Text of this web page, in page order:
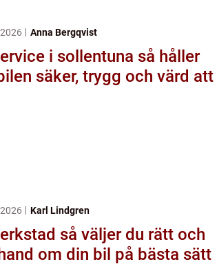
Anna Bergqvist
i sollentuna så håller
säker, trygg och värd att
Karl Lindgren
väljer du rätt och
om din bil på bästa sätt